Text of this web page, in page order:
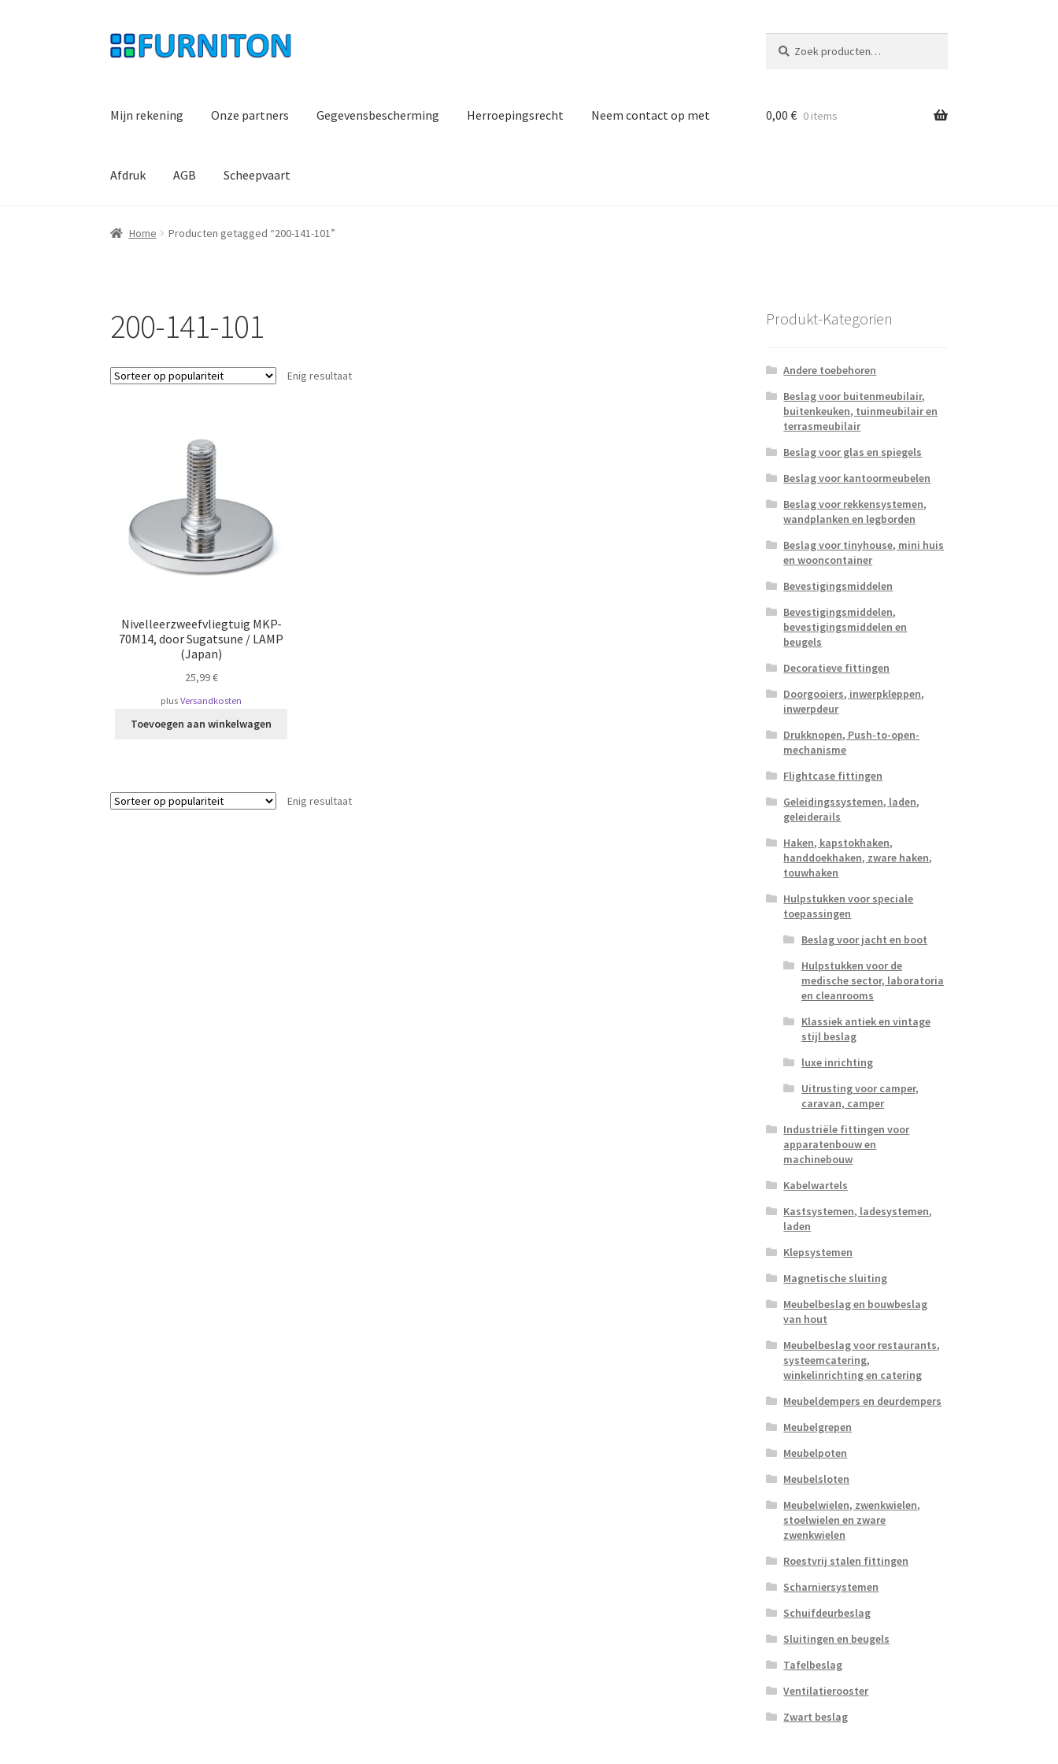
Ga
door
Ga
naar
naar:
Mijn rekening Onze partners Gegevensbescherming Herroepingsrecht Neem contact op met
Afdruk AGB Scheepvaart
0,00 € 0 items
Home Producten getagged “200-141-101”
200-141-101
Enig resultaat
Nivelleerzweefvliegtuig MKP-
70M14, door Sugatsune / LAMP
(Japan)
25,99€
plusVersandkosten
Toevoegen aan winkelwagen
Enig resultaat
Produkt-Kategorien
Andere toebehoren
Beslag voor buitenmeubilair,
buitenkeuken, tuinmeubilair en
terrasmeubilair
Beslag voor glas en spiegels
Beslag voor kantoormeubelen
Beslag voor rekkensystemen,
wandplanken en legborden
Beslag voor tinyhouse, mini huis
en wooncontainer
Bevestigingsmiddelen
Bevestigingsmiddelen,
bevestigingsmiddelen en
beugels
Decoratieve fittingen
Doorgooiers, inwerpkleppen,
inwerpdeur
Drukknopen, Push-to-open-
mechanisme
Flightcase fittingen
Geleidingssystemen, laden,
geleiderails
Haken, kapstokhaken,
handdoekhaken, zware haken,
touwhaken
Hulpstukken voor speciale
toepassingen
Beslag voor jacht en boot
Hulpstukken voor de
medische sector, laboratoria
en cleanrooms
Klassiek antiek en vintage
stijl beslag
luxe inrichting
Uitrusting voor camper,
caravan, camper
Industriële fittingen voor
apparatenbouw en
machinebouw
Kabelwartels
Kastsystemen, ladesystemen,
laden
Klepsystemen
Magnetische sluiting
Meubelbeslag en bouwbeslag
van hout
Meubelbeslag voor restaurants,
systeemcatering,
winkelinrichting en catering
Meubeldempers en deurdempers
Meubelgrepen
Meubelpoten
Meubelsloten
Meubelwielen, zwenkwielen,
stoelwielen en zware
zwenkwielen
Roestvrij stalen fittingen
Scharniersystemen
Schuifdeurbeslag
Sluitingen en beugels
Tafelbeslag
Ventilatierooster
Zwart beslag